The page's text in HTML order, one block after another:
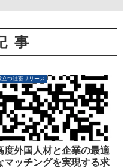
事
立つ社畜リリース
度外国人材と企業の最適
マッチングを実現する求